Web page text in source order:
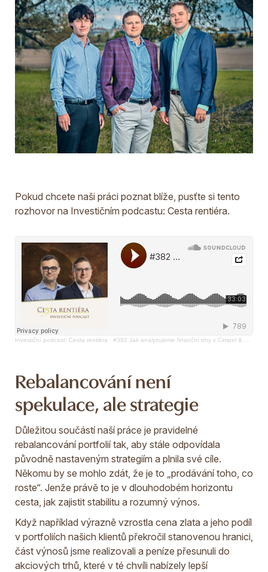
Pokud chcete naši práci poznat blíže, pusťte si tento
rozhovor na Investičním podcastu: Cesta rentiéra.
Investiční podcast: Cesta rentiéra · #382 Jak analyzujeme finanční trhy v Cimpel & partneři
Rebalancování není
spekulace, ale strategie
Důležitou součástí naší práce je pravidelné
rebalancování portfolií tak, aby stále odpovídala
původně nastaveným strategiím a plnila své cíle.
Někomu by se mohlo zdát, že je to „prodávání toho, co
roste“. Jenže právě to je v dlouhodobém horizontu
cesta, jak zajistit stabilitu a rozumný výnos.
Když například výrazně vzrostla cena zlata a jeho podíl
v portfoliích našich klientů překročil stanovenou hranici,
část výnosů jsme realizovali a peníze přesunuli do
akciových trhů, které v té chvíli nabízely lepší